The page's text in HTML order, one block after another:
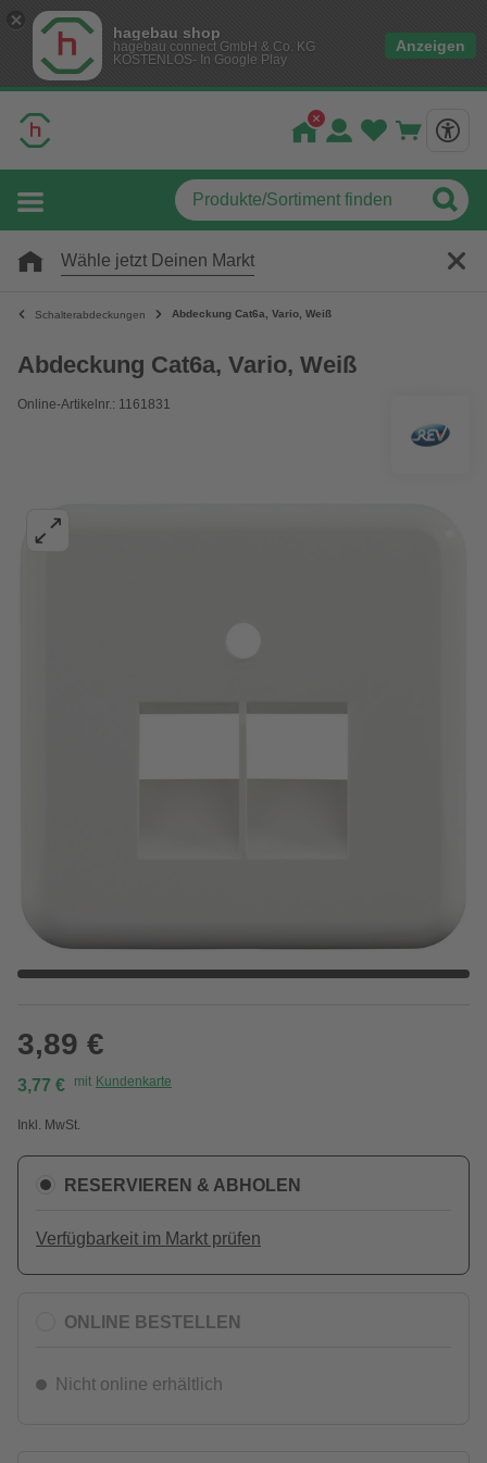
hagebau shop
hagebau connect GmbH & Co. KG
KOSTENLOS- In Google Play
Anzeigen
Wähle jetzt Deinen Markt
Schalterabdeckungen Abdeckung Cat6a, Vario, Weiß
Abdeckung Cat6a, Vario, Weiß
Online-Artikelnr.: 1161831
3,89 €
3,77 € mit Kundenkarte
Inkl. MwSt.
RESERVIEREN & ABHOLEN
Verfügbarkeit im Markt prüfen
ONLINE BESTELLEN
Nicht online erhältlich